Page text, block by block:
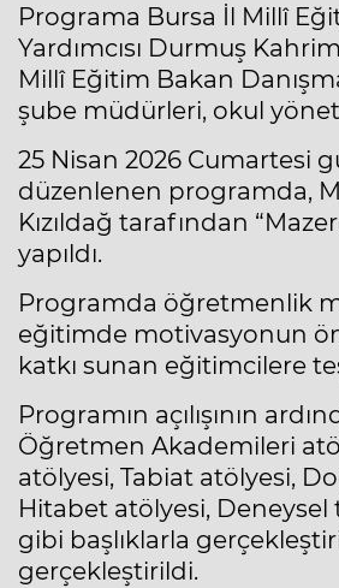
Programa Bursa İl Millî
Yardımcısı Durmuş
Millî Eğitim Bakan
şube müdürleri, okul
25 Nisan 2026 Cumartesi
düzenlenen programda,
Kızıldağ tarafından
yapıldı.
Programda öğretmenlik
eğitimde motivasyonun
katkı sunan eğitimcilere
Programın açılışının
Öğretmen Akademileri
atölyesi, Tabiat atölyesi,
Hitabet atölyesi, Deneysel
gibi başlıklarla
gerçekleştirildi.